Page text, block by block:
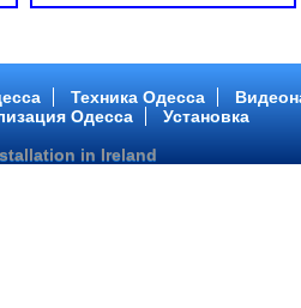
GB (SATA III)
DDR 3 (1600 MHz) HDD: TOSHIBA
Intel Core ™ i5 2 ядра 2.90GHz,ОЗУ: 2
Техника Одесса
Одесса Установка
in Ireland